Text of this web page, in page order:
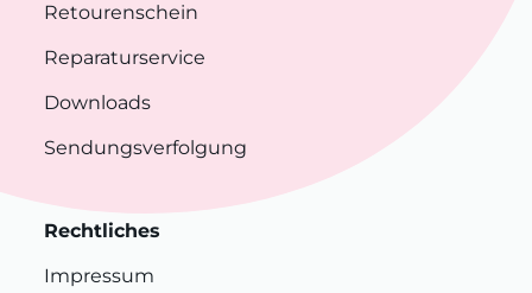
Retourenschein
Reparaturservice
Downloads
Sendungsverfolgung
Rechtliches
Impressum